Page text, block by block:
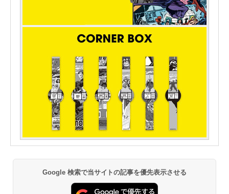
Google 検索で当サイトの記事を優先表示させる